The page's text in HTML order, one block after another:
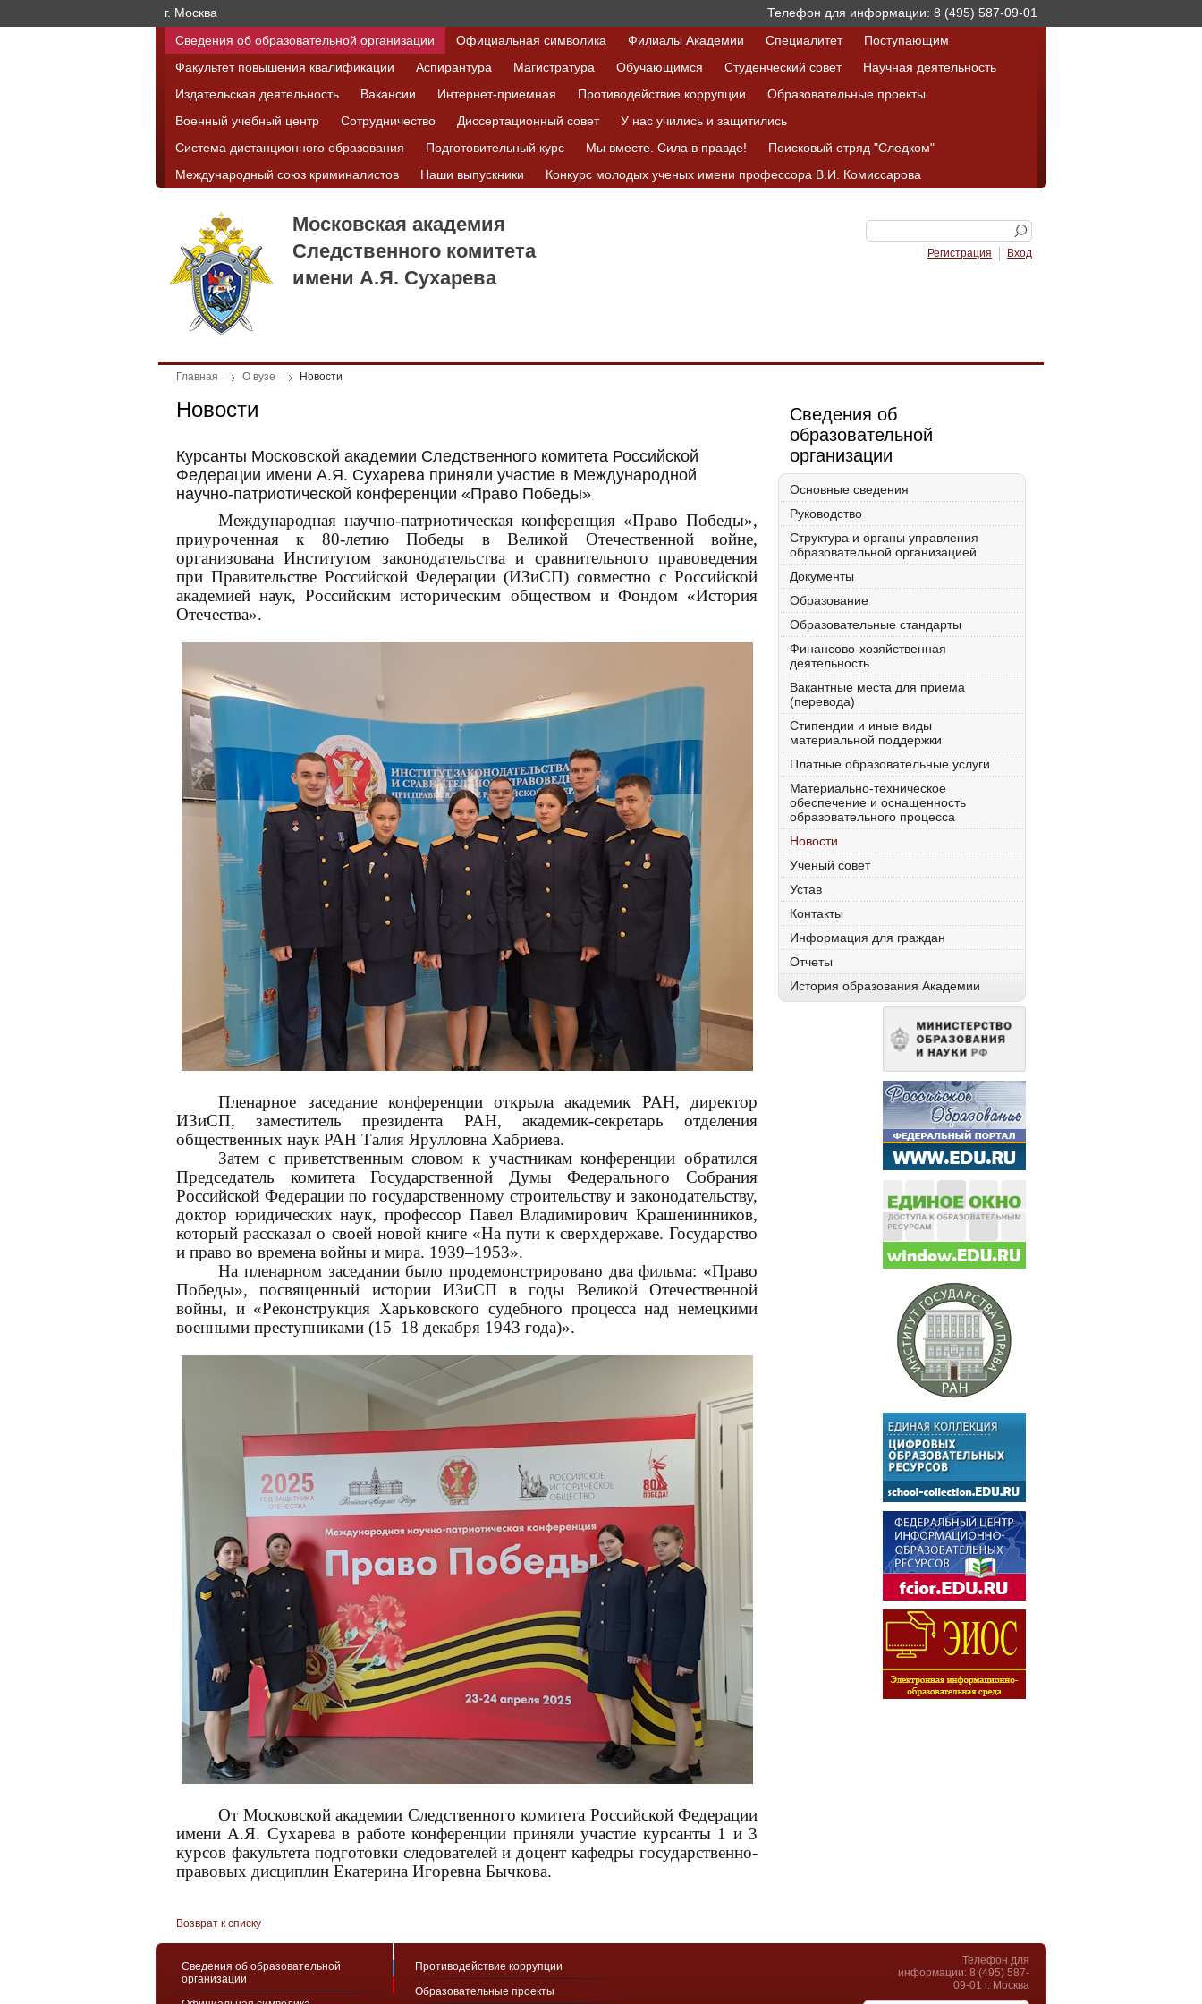
г. Москва
Телефон для информации: 8 (495) 587-09-01
Сведения об образовательной организации
Официальная символика Филиалы Академии Специалитет
Поступающим
Факультет повышения квалификации
Аспирантура Магистратура Обучающимся Студенческий совет
Научная деятельность
Издательская деятельность
Вакансии Интернет-приемная Противодействие коррупции
Образовательные проекты
Военный учебный центр
Сотрудничество Диссертационный совет
У нас учились и защитились
Система дистанционного образования
Подготовительный курс Мы вместе. Сила в правде!
Поисковый отряд "Следком"
Международный союз криминалистов
Наши выпускники Конкурс молодых ученых имени профессора В.И. Комиссарова
Московская академия
Следственного комитета
имени А.Я. Сухарева
Регистрация Вход
Главная О вузе Новости
Сведения об
образовательной
организации
Основные сведения
Руководство
Структура и органы управления
образовательной организацией
Документы
Образование
Образовательные стандарты
Финансово-хозяйственная
деятельность
Вакантные места для приема
(перевода)
Стипендии и иные виды
материальной поддержки
Платные образовательные услуги
Материально-техническое
обеспечение и оснащенность
образовательного процесса
Новости
Ученый совет
Устав
Контакты
Информация для граждан
Отчеты
История образования Академии
Новости
Курсанты Московской академии Следственного комитета Российской
Федерации имени А.Я. Сухарева приняли участие в Международной
научно-патриотической конференции «Право Победы»
Международная научно-патриотическая конференция «Право Победы»,
приуроченная к 80-летию Победы в Великой Отечественной войне,
организована Институтом законодательства и сравнительного правоведения
при Правительстве Российской Федерации (ИЗиСП) совместно с Российской
академией наук, Российским историческим обществом и Фондом «История
Отечества».
Пленарное заседание конференции открыла академик РАН, директор
ИЗиСП, заместитель президента РАН, академик-секретарь отделения
общественных наук РАН Талия Ярулловна Хабриева.
Затем с приветственным словом к участникам конференции обратился
Председатель комитета Государственной Думы Федерального Собрания
Российской Федерации по государственному строительству и законодательству,
доктор юридических наук, профессор Павел Владимирович Крашенинников,
который рассказал о своей новой книге «На пути к сверхдержаве. Государство
и право во времена войны и мира. 1939–1953».
На пленарном заседании было продемонстрировано два фильма: «Право
Победы», посвященный истории ИЗиСП в годы Великой Отечественной
войны, и «Реконструкция Харьковского судебного процесса над немецкими
военными преступниками (15–18 декабря 1943 года)».
От Московской академии Следственного комитета Российской Федерации
имени А.Я. Сухарева в работе конференции приняли участие курсанты 1 и 3
курсов факультета подготовки следователей и доцент кафедры государственно-
правовых дисциплин Екатерина Игоревна Бычкова.
Возврат к списку
Сведения об образовательной
организации
Противодействие коррупции
Образовательные проекты
Телефон для
информации: 8 (495) 587-
09-01 г. Москва